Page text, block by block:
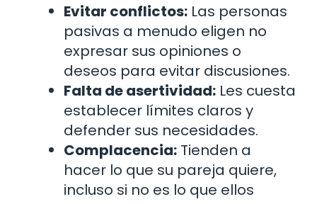
Evitar conflictos: Las personas
pasivas a menudo eligen no
expresar sus opiniones o
deseos para evitar discusiones.
Falta de asertividad: Les cuesta
establecer límites claros y
defender sus necesidades.
Complacencia: Tienden a
hacer lo que su pareja quiere,
incluso si no es lo que ellos